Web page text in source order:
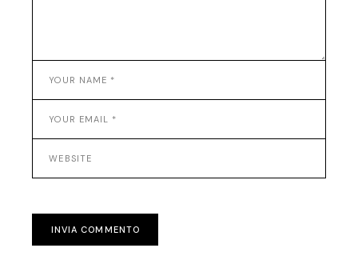
INVIA COMMENTO